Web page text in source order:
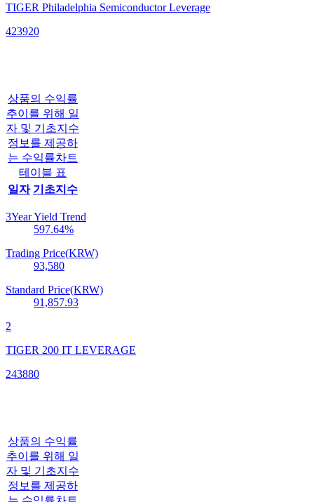
TIGER Philadelphia Semiconductor Leverage
423920
상품의 수익률
추이를 위해 일
자 및 기초지수
정보를 제공하
는 수익률차트
테이블 표
일자 기초지수
3Year Yield Trend
597.64%
Trading Price(KRW)
93,580
Standard Price(KRW)
91,857.93
2
TIGER 200 IT LEVERAGE
243880
상품의 수익률
추이를 위해 일
자 및 기초지수
정보를 제공하